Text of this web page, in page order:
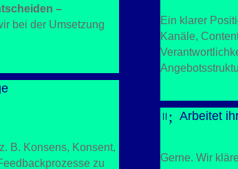
–
bei der Umsetzung
B. Konsens, Konsent,
zu
Ein klarer
Kanäle,
=; Arbeitet
Gerne. Wir